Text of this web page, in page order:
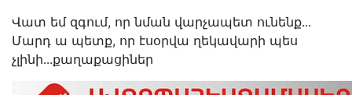
Վատ եմ զգում, որ նման վարչապետ ունենք․․․
Մարդ ա պետք, որ էսօրվա ղեկավարի պես
չլինի․․․քաղաքացիներ